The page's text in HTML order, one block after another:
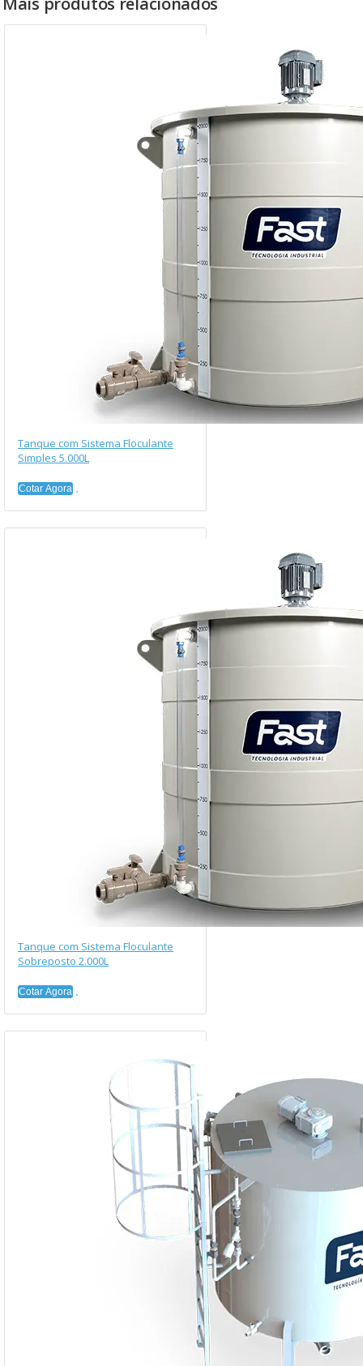
Tanque com Sistema Floculante
Simples 5.000L
Cotar Agora
Tanque com Sistema Floculante
Sobreposto 2.000L
Cotar Agora